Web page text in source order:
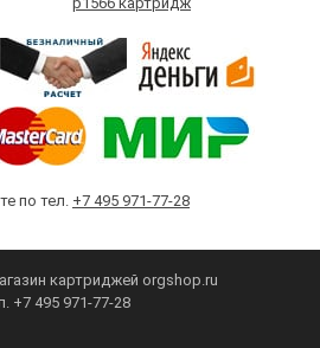
по тел. +7 495 971-77-28
картриджей orgshop.ru
+7 495 971-77-28